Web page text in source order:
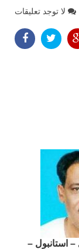
لا توجد تعليقات
استانبول –